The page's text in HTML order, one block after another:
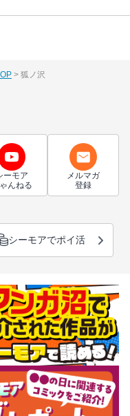
狐ノ沢
ーモア
んねる
メルマガ
登録
シーモアでポイ活